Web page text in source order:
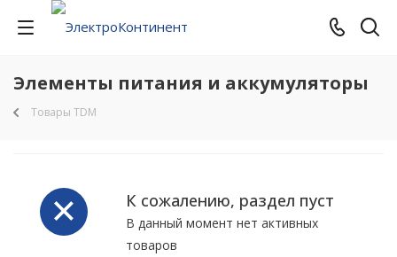
Элементы питания и аккумуляторы
Товары TDM
К сожалению, раздел пуст
В данный момент нет активных
товаров